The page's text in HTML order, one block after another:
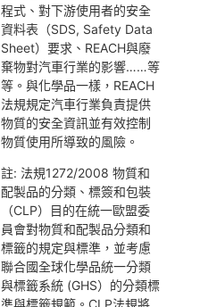
程式、對下游使用者的安全
資料表（SDS, Safety Data
Sheet）要求、REACH與廢
棄物對汽車行業的影響……等
等。與化學品一樣，REACH
法規規定汽車行業負責提供
物質的安全資訊並有效控制
物質使用所導致的風險。
註: 法規1272/2008 物質和
配製品的分類、標簽和包裝
（CLP）目的在統一歐盟委
員會對物質和配製品分類和
標籤的規定與標準，並考慮
聯合國全球化學品統一分類
與標籤系統 (GHS）的分類標
準與標籤規範。CLP法規將